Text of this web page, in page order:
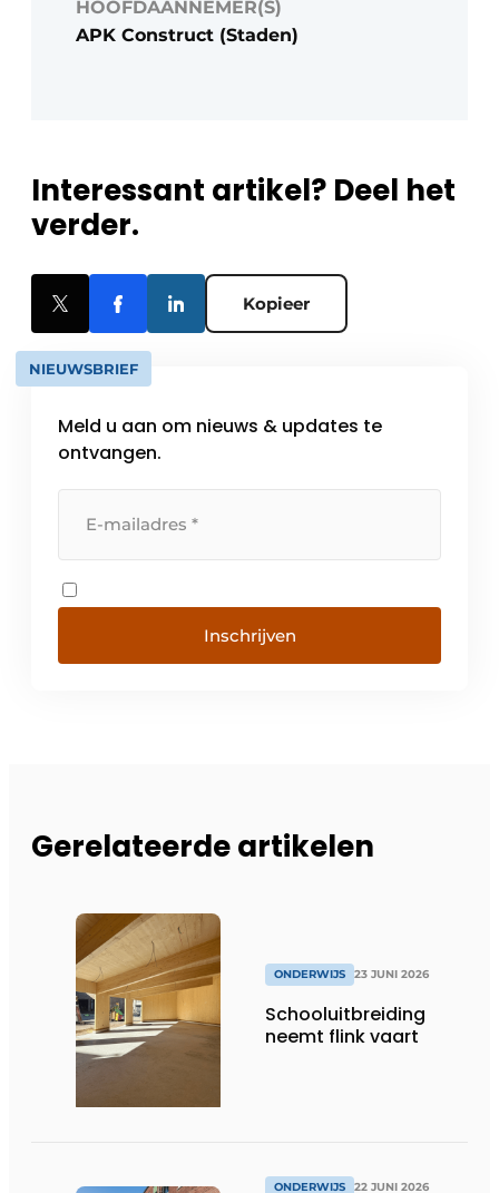
HOOFDAANNEMER(S)
APK Construct (Staden)
Interessant artikel? Deel het
verder.
Kopieer
NIEUWSBRIEF
Meld u aan om nieuws & updates te
ontvangen.
Inschrijven
Gerelateerde artikelen
ONDERWIJS 23 JUNI 2026
Schooluitbreiding
neemt flink vaart
ONDERWIJS 22 JUNI 2026